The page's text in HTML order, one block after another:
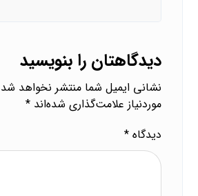
دیدگاهتان را بنویسید
نشانی ایمیل شما منتشر نخواهد
موردنیاز علامت‌گذاری شده‌اند*
دیدگاه*